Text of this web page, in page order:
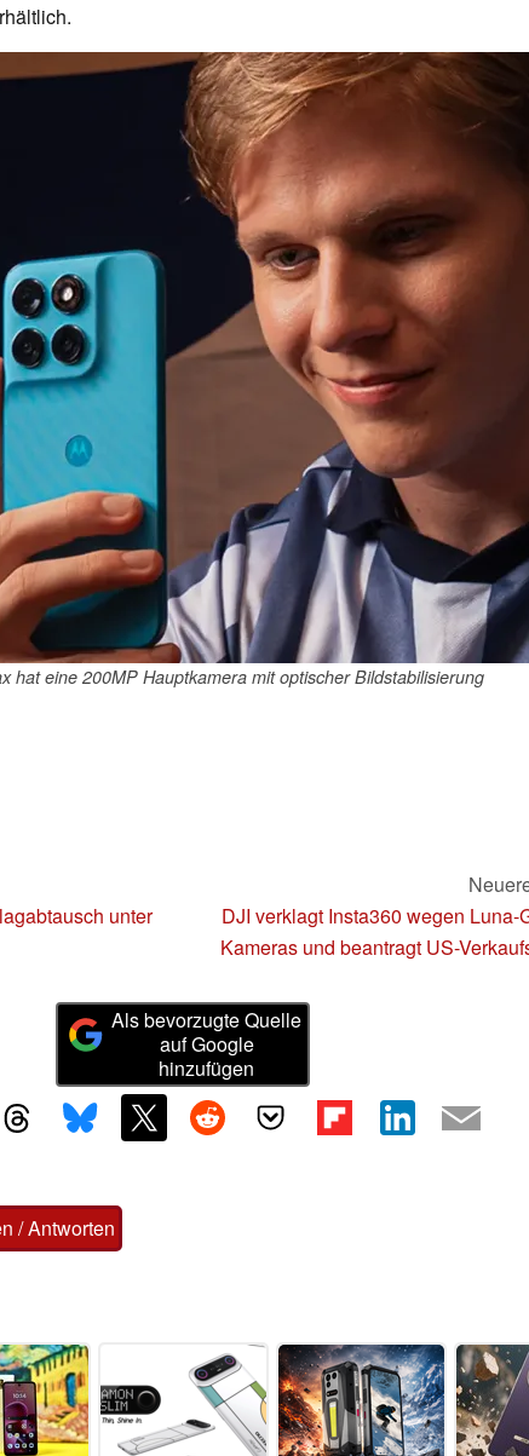
hat eine 200MP Hauptkamera mit optischer Bildstabilisierung
unter
DJI verklagt Insta360 wegen Luna-
Kameras und beantragt US-
Als bevorzugte Quelle
auf Google
hinzufügen
Informationen zu diesem Artikel? - Uns interessiert Deine
Antworten